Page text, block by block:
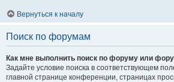
Вернуться к началу
Поиск по форумам
Как мне выполнить поиск по форуму или
Задайте условие поиска в соответствующем
главной странице конференции, страницах